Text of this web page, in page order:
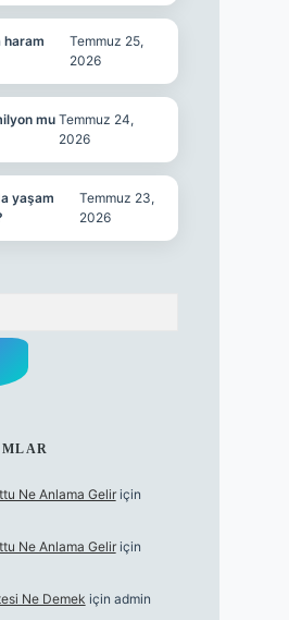
haram
Temmuz 25,
2026
mu Temmuz 24,
2026
yaşam
Temmuz 23,
2026
Ne Anlama Geliriçin
Ne Anlama Geliriçin
Ne Demek için admin